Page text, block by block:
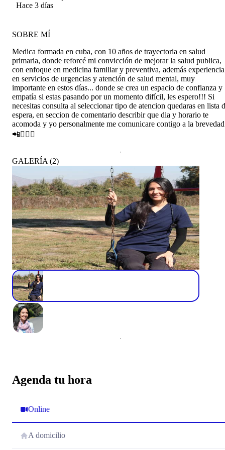
verdaderamente preocupada por sus pacientes.
Hace 3 días
Agenda tu hora
Online
A domicilio
SOBRE MÍ
Medica formada en cuba, con 10 años de trayectoria en salud
primaria, donde reforcé mi convicción de mejorar la salud publica,
con enfoque en medicina familiar y preventiva, además experiencia
en servicios de urgencias y atención de salud mental, muy
importante en estos días... donde se crea un espacio de confianza y
empatía si estas pasando por un momento difícil, les espero!!! Si
necesitas consulta al seleccionar tipo de atencion quedaras en lista
espera, en seccion de comentario describir que dia y horario te
acomoda y yo personalmente me comunicare contigo a la brevedad
📲👩🏻‍⚕️
GALERÍA (2)